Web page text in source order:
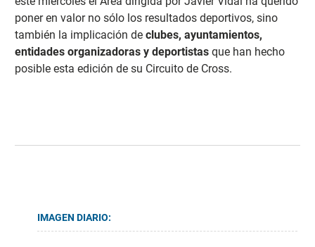
poner en valor no sólo los resultados deportivos, sino
también la implicación de clubes, ayuntamientos,
entidades organizadoras y deportistas que han hecho
posible esta edición de su Circuito de Cross.
IMAGEN DIARIO: